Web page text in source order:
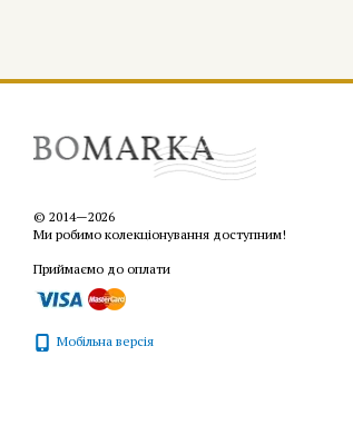
© 2014—2026
Ми робимо колекціонування доступним!
Приймаємо до оплати
Мобільна версія